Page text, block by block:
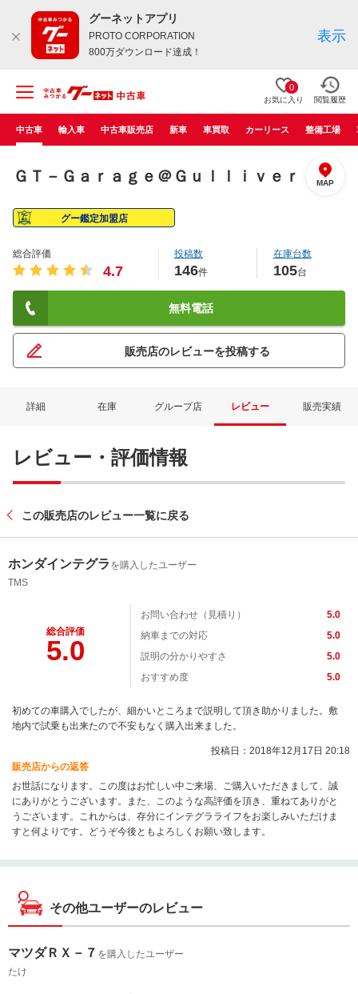
グーネットアプリ
PROTO CORPORATION
800万ダウンロード達成！
表示
0
お気に入り 閲覧履歴
中古車 輸入車 中古車販売店 新車 車買取 カーリース 整備工場
ＧＴ－Ｇａｒａｇｅ＠Ｇｕｌｌｉｖｅｒ MAP
グー鑑定加盟店
総合評価
4.7
投稿数
146件
在庫台数
105台
無料電話
販売店のレビューを投稿する
詳細 在庫 グループ店 レビュー 販売実績
レビュー・評価情報
この販売店のレビュー一覧に戻る
ホンダインテグラ を購入したユーザー
TMS
総合評価
5.0
お問い合わせ（見積り）
5.0
納車までの対応
5.0
説明の分かりやすさ
5.0
おすすめ度
5.0
初めての車購入でしたが、細かいところまで説明して頂き助かりました。敷
地内で試乗も出来たので不安もなく購入出来ました。
投稿日：2018年12月17日 20:18
販売店からの返答
お世話になります。この度はお忙しい中ご来場、ご購入いただきまして、誠
にありがとうございます。また、このような高評価を頂き、重ねてありがと
うございます。これからは、存分にインテグラライフをお楽しみいただけま
すと何よりです。どうぞ今後ともよろしくお願い致します。
その他ユーザーのレビュー
マツダＲＸ－７ を購入したユーザー
たけ